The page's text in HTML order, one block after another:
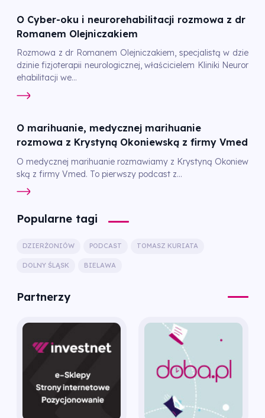
O Cyber-oku i neurorehabilitacji rozmowa z dr
Romanem Olejniczakiem
Rozmowa z dr Romanem Olejniczakiem, specjalistą w dzie
dzinie fizjoterapii neurologicznej, właścicielem Kliniki Neuror
ehabilitacji we...
O marihuanie, medycznej marihuanie
rozmowa z Krystyną Okoniewską z firmy Vmed
O medycznej marihuanie rozmawiamy z Krystyną Okoniew
ską z firmy Vmed. To pierwszy podcast z...
Popularne tagi
DZIERŻONIÓW PODCAST TOMASZ KURIATA
DOLNY ŚLĄSK BIELAWA
Partnerzy